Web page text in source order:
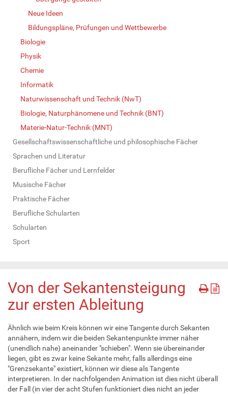
Neue Ideen
Bildungspläne, Prüfungen und Wettbewerbe
Biologie
Physik
Chemie
Informatik
Naturwissenschaft und Technik (NwT)
Biologie, Naturphänomene und Technik (BNT)
Materie-Natur-Technik (MNT)
Gesellschaftswissenschaftliche und philosophische Fächer
Sprachen und Literatur
Berufliche Fächer und Lernfelder
Musische Fächer
Praktische Fächer
Berufliche Schularten
Schularten
Sport
Von der Sekantensteigung
zur ersten Ableitung
Ähnlich wie beim Kreis können wir eine Tangente durch Sekanten
annähern, indem wir die beiden Sekantenpunkte immer näher
(unendlich nahe) aneinander "schieben". Wenn sie übereinander
liegen, gibt es zwar keine Sekante mehr, falls allerdings eine
"Grenzsekante" existiert, können wir diese als Tangente
interpretieren. In der nachfolgenden Animation ist dies nicht überall
der Fall (in vier der acht Stufen funktioniert dies nicht an jeder